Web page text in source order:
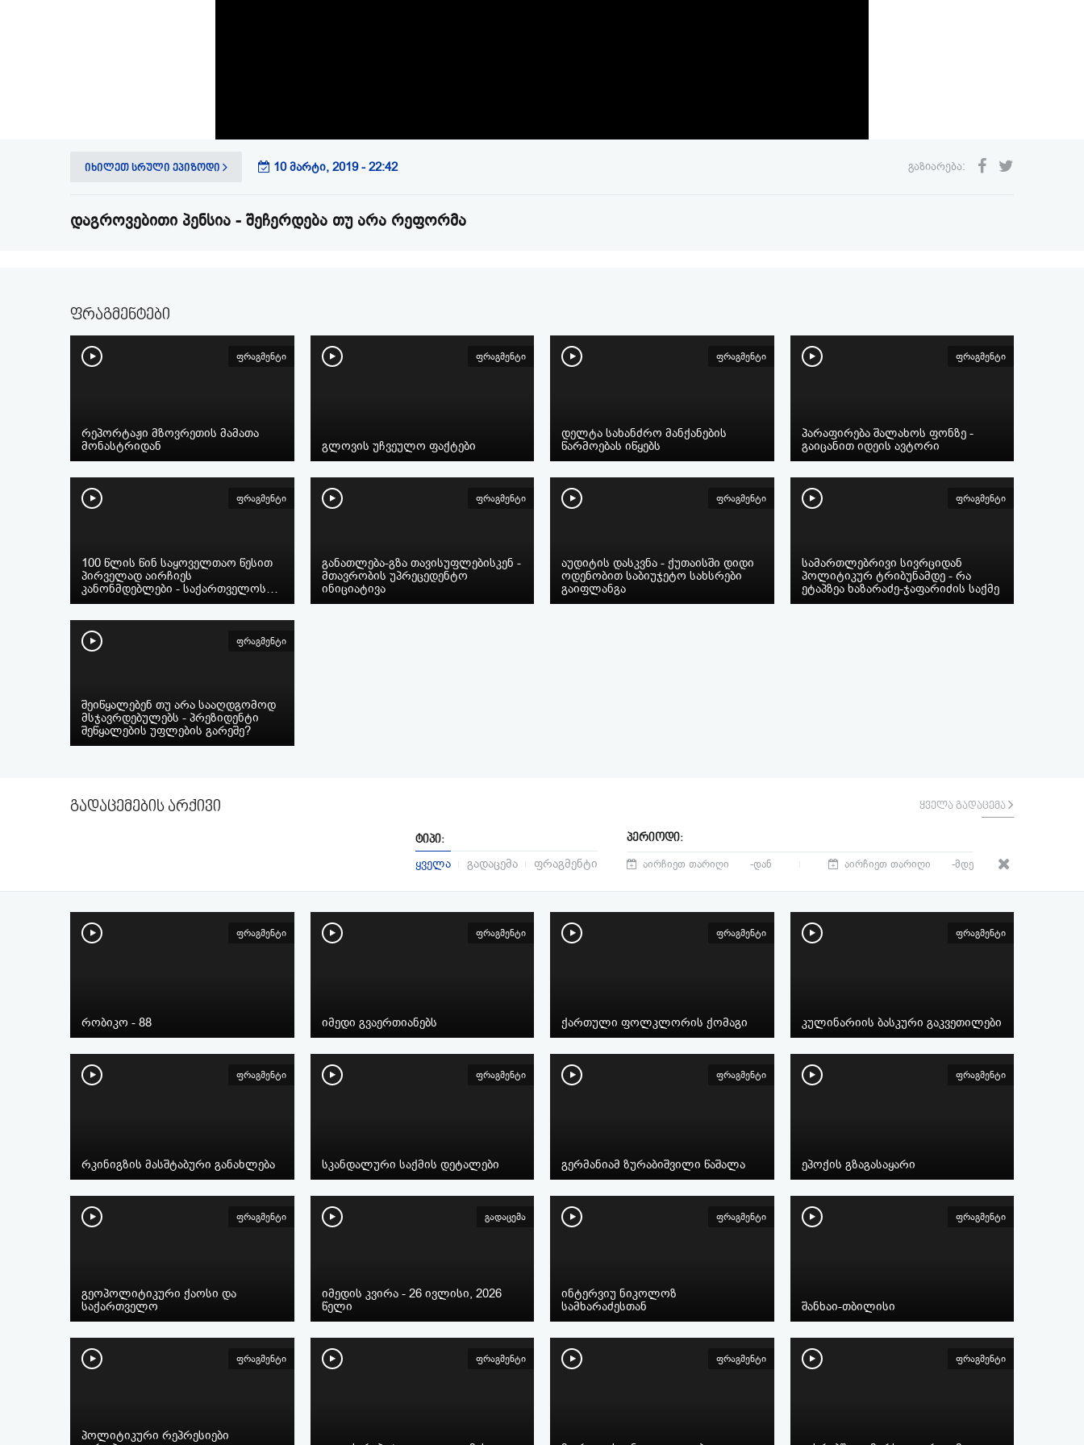
გაზიარება:
იხილეთ სრული ეპიზოდი 10 მარტი, 2019 - 22:42
დაგროვებითი პენსია - შეჩერდება თუ არა რეფორმა
ფრაგმენტები
ფრაგმენტი
რეპორტაჟი მზოვრეთის მამათა
მონასტრიდან
ფრაგმენტი
გლოვის უჩვეულო ფაქტები
ფრაგმენტი
დელტა სახანძრო მანქანების
წარმოებას იწყებს
ფრაგმენტი
პარაფირება შალახოს ფონზე -
გაიცანით იდეის ავტორი
ფრაგმენტი
100 წლის წინ საყოველთაო წესით
პირველად აირჩიეს
კანონმდებლები - საქართველოს…
ფრაგმენტი
განათლება-გზა თავისუფლებისკენ -
მთავრობის უპრეცედენტო
ინიციატივა
ფრაგმენტი
აუდიტის დასკვნა - ქუთაისში დიდი
ოდენობით საბიუჯეტო სახსრები
გაიფლანგა
ფრაგმენტი
სამართლებრივი სივრციდან
პოლიტიკურ ტრიბუნამდე - რა
ეტაპზეა ხაზარაძე-ჯაფარიძის საქმე
ფრაგმენტი
შეიწყალებენ თუ არა სააღდგომოდ
მსჯავრდებულებს - პრეზიდენტი
შეწყალების უფლების გარეშე?
გადაცემების არქივი ყველა გადაცემა
ტიპი:
ყველა გადაცემა ფრაგმენტი
პერიოდი:
-დან
-მდე
ფრაგმენტი
რობიკო - 88
ფრაგმენტი
იმედი გვაერთიანებს
ფრაგმენტი
ქართული ფოლკლორის ქომაგი
ფრაგმენტი
კულინარიის ბასკური გაკვეთილები
ფრაგმენტი
რკინიგზის მასშტაბური განახლება
ფრაგმენტი
სკანდალური საქმის დეტალები
ფრაგმენტი
გერმანიამ ზურაბიშვილი წაშალა
ფრაგმენტი
ეპოქის გზაგასაყარი
ფრაგმენტი
გეოპოლიტიკური ქაოსი და
საქართველო
გადაცემა
იმედის კვირა - 26 ივლისი, 2026
წელი
ფრაგმენტი
ინტერვიუ ნიკოლოზ
სამხარაძესთან
ფრაგმენტი
შანხაი-თბილისი
ფრაგმენტი
პოლიტიკური რეპრესიები
ფრაგმენტი ფრაგმენტი ფრაგმენტი